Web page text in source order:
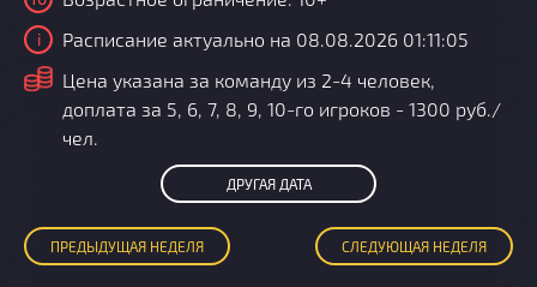
i Расписание актуально на 08.08.2026 01:11:05
i
Цена указана за команду из 2-4 человек,
доплата за 5, 6, 7, 8, 9, 10-го игроков - 1300 руб./
чел.
ДРУГАЯ ДАТА
ПРЕДЫДУЩАЯ НЕДЕЛЯ СЛЕДУЮЩАЯ НЕДЕЛЯ